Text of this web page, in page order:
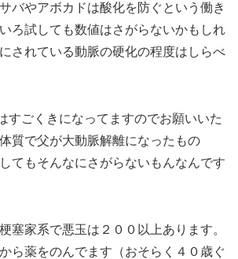
バやアボカドは酸化を防ぐという働き
ろ試しても数値はさがらないかもしれ
されている動脈の硬化の程度はしらべ
すごくきになってますのでお願いいた
質で父が大動脈解離になったもの
てもそんなにさがらないもんなんです
塞家系で悪玉は２００以上あります。
ら薬をのんでます（おそらく４０歳ぐ